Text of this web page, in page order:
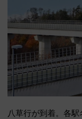
八草行が到着。各